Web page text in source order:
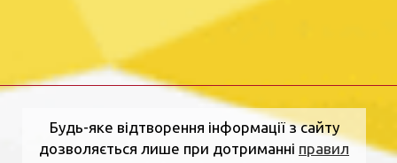
Будь-яке відтворення інформації з сайту
дозволяється лише при дотриманні правил